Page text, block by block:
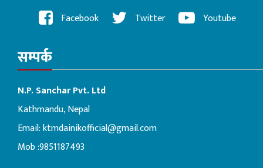
Facebook Twitter Youtube
सम्पर्क
N.P. Sanchar Pvt. Ltd
Kathmandu, Nepal
Email:ktmdainikofficial@gmail.com
Mob :9851187493